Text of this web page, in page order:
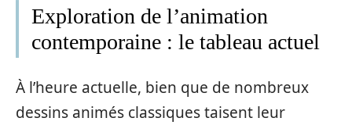
Exploration de l’animation
contemporaine : le tableau actuel
À l’heure actuelle, bien que de nombreux
dessins animés classiques taisent leur